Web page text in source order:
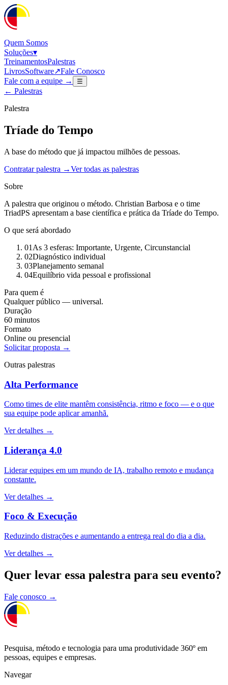
Quem Somos
Soluções▾
TreinamentosPalestras
LivrosSoftware↗Fale Conosco
Fale com a equipe →
☰
← Palestras
Palestra
Tríade do Tempo
A base do método que já impactou milhões de pessoas.
Contratar palestra →Ver todas as palestras
Sobre
A palestra que originou o método. Christian Barbosa e o time
TriadPS apresentam a base científica e prática da Tríade do Tempo.
O que será abordado
01 As 3 esferas: Importante, Urgente, Circunstancial
02Diagnóstico individual
03Planejamento semanal
04Equilíbrio vida pessoal e profissional
Para quem é
Qualquer público — universal.
Duração
60 minutos
Formato
Online ou presencial
Solicitar proposta →
Outras palestras
Alta Performance
Como times de elite mantêm consistência, ritmo e foco — e o que
sua equipe pode aplicar amanhã.
Ver detalhes →
Liderança 4.0
Liderar equipes em um mundo de IA, trabalho remoto e mudança
constante.
Ver detalhes →
Foco & Execução
Reduzindo distrações e aumentando a entrega real do dia a dia.
Ver detalhes →
Quer levar essa palestra para seu evento?
Fale conosco →
Pesquisa, método e tecnologia para uma produtividade 360º em
pessoas, equipes e empresas.
Navegar